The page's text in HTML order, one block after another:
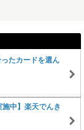
たカードを選ん
中】楽天でんき